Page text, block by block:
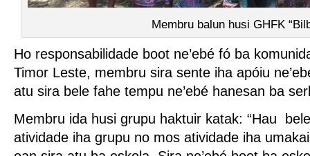
Membru balun husi GHFK
Ho responsabilidade boot ne’ebé fó ba
Timor Leste, membru sira sente iha apóiu
atu sira bele fahe tempu ne’ebé hanesan ba
Membru ida husi grupu haktuir katak: “Hau
atividade iha grupu no mos atividade iha